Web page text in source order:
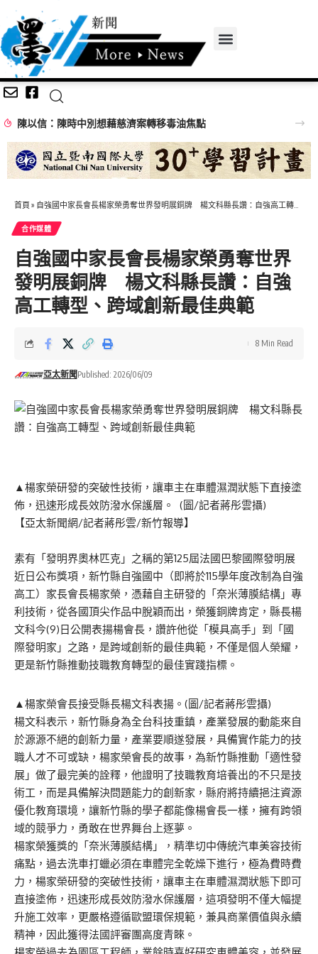
陳以信：陳時中別想藉慈濟案轉移毒油焦點
首頁 » 自強國中家長會長楊家榮勇奪世界發明展銅牌 楊文科縣長讚：自強高工轉型、跨域創新最佳典範
合作媒體
自強國中家長會長楊家榮勇奪世界
發明展銅牌 楊文科縣長讚：自強
高工轉型、跨域創新最佳典範
亞太新聞 Published: 2026/06/09
8 Min Read
▲楊家榮研發的突破性技術，讓車主在車體濕潤狀態下直接塗
佈，迅速形成長效防潑水保護層。 (圖/記者蔣彤雲攝)
【亞太新聞網/記者蔣彤雲/新竹報導】
素有「發明界奧林匹克」之稱的第125屆法國巴黎國際發明展
近日公布獎項，新竹縣自強國中（即將於115學年度改制為自強
高工）家長會長楊家榮，憑藉自主研發的「奈米薄膜結構」專
利技術，從各國頂尖作品中脫穎而出，榮獲銅牌肯定，縣長楊
文科今(9)日公開表揚楊會長，讚許他從「模具高手」到「國
際發明家」之路，是跨域創新的最佳典範，不僅是個人榮耀，
更是新竹縣推動技職教育轉型的最佳實踐指標。
▲楊家榮會長接受縣長楊文科表揚。(圖/記者蔣彤雲攝)
楊文科表示，新竹縣身為全台科技重鎮，產業發展的動能來自
於源源不絕的創新力量，產業要順遂發展，具備實作能力的技
職人才不可或缺，楊家榮會長的故事，為新竹縣推動「適性發
展」做了最完美的詮釋，他證明了技職教育培養出的不只是技
術工，而是具備解決問題能力的創新家，縣府將持續挹注資源
優化教育環境，讓新竹縣的學子都能像楊會長一樣，擁有跨領
域的競爭力，勇敢在世界舞台上逐夢。
楊家榮獲獎的「奈米薄膜結構」，精準切中傳統汽車美容技術
痛點，過去洗車打蠟必須在車體完全乾燥下進行，極為費時費
力，楊家榮研發的突破性技術，讓車主在車體濕潤狀態下即可
直接塗佈，迅速形成長效防潑水保護層，這項發明不僅大幅提
升施工效率，更嚴格遵循歐盟環保規範，兼具商業價值與永續
精神，因此獲得法國評審團高度青睞。